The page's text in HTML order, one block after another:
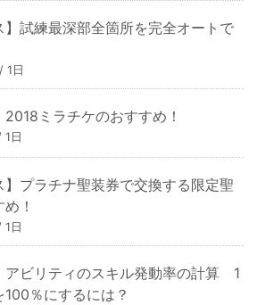
】試練最深部全箇所を完全オートで
1日
2018ミラチケのおすすめ！
日
】プラチナ聖装券で交換する限定聖
！
日
アビリティのスキル発動率の計算 1
100％にするには？